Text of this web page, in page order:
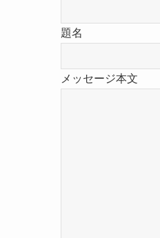
題名
メッセージ本文